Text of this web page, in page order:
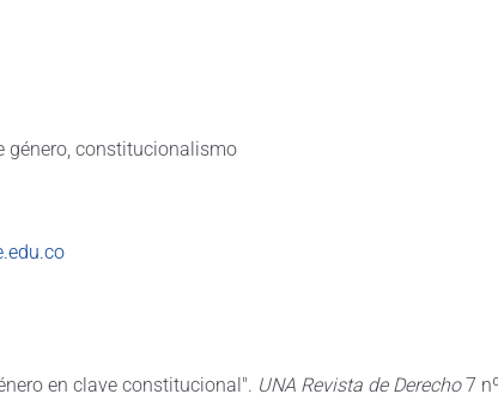
género, constitucionalismo
en clave constitucional". UNA Revista de Derecho7